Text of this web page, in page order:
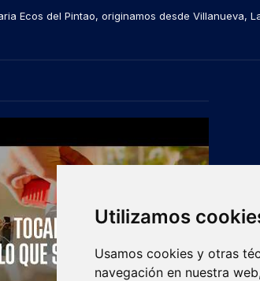
Utilizamos
Usamos cookies y otras
navegación en nuestra
Ecos del Pintao, originamos desde Villanueva,